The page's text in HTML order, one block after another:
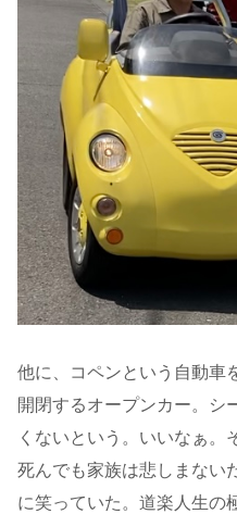
他に、コペンという自動車
開閉するオープンカー。シ
くないという。いいなぁ。
死んでも家族は悲しまない
に笑っていた。道楽人生の